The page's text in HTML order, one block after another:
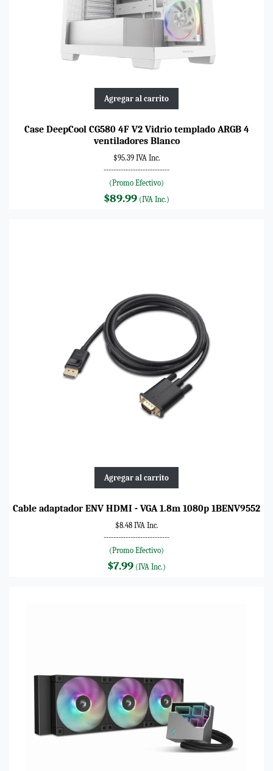
Agregar al carrito
Case DeepCool CG580 4F V2 Vidrio templado ARGB 4
ventiladores Blanco
$95.39 IVA Inc.
---------------------------
(Promo Efectivo)
$89.99 (IVA Inc.)
Agregar al carrito
Cable adaptador ENV HDMI - VGA 1.8m 1080p 1BENV9552
$8.48 IVA Inc.
---------------------------
(Promo Efectivo)
$7.99 (IVA Inc.)